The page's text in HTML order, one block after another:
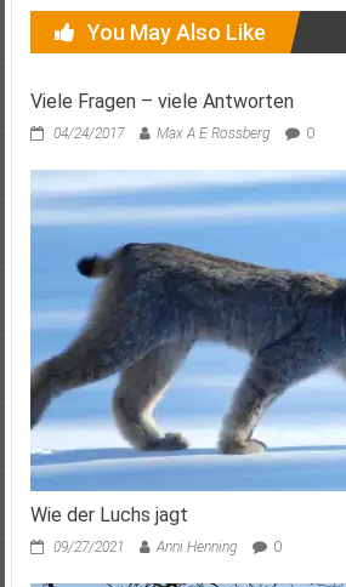
You May Also Like
Viele Fragen – viele Antworten
04/24/2017 Max A E Rossberg 0
Wie der Luchs jagt
09/27/2021 Anni Henning 0